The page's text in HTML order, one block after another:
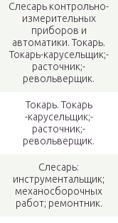
Слесарь контрольно-
измерительных
приборов и
автоматики. Токарь.
Токарь-карусельщик;-
расточник;-
револьверщик.
Токарь. Токарь
-карусельщик;-
расточник;-
револьверщик.
Слесарь:
инструментальщик;
механосборочных
работ; ремонтник.